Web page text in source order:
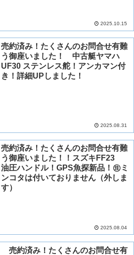
2025.10.15
売約済み！たくさんのお問合せ有難
う御座いました！ 中古艇ヤマハ
UF30 ステンレス舵！アンカマン付
き！詳細UPしました！
2025.08.31
売約済み！たくさんのお問合せ有難
う御座いました！！スズキFF23
油圧ハンドル！GPS魚探新品！㊟ミ
ンコタは付いておりません（外しま
す）
2025.08.04
売約済み！たくさんのお問合せ有